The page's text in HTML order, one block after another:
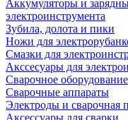
Аккумуляторы и
электроинструмента
Зубила, долота и пики
Ножи для
Смазки для
Акссесуары для
Сварочное оборудование
Сварочные аппараты
Электроды и сварочная
Аксессуары для сварки